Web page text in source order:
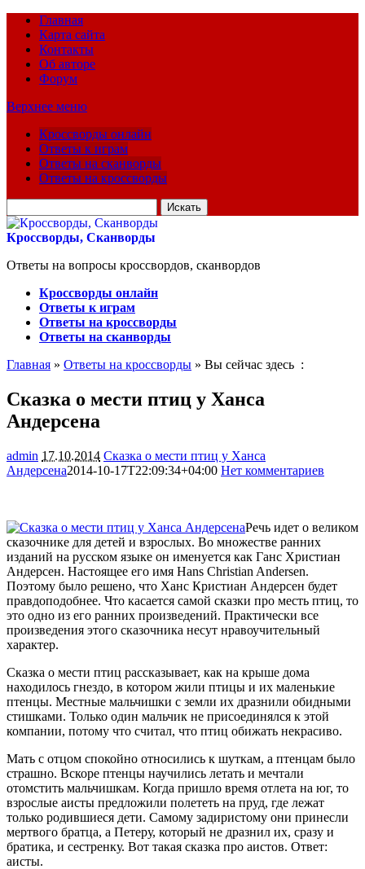
Главная
Карта сайта
Контакты
Об авторе
Форум
Верхнее меню
Кроссворды онлайн
Ответы к играм
Ответы на сканворды
Ответы на кроссворды
для:
Кроссворды, Сканворды
Ответы на вопросы кроссвордов, сканвордов
Кроссворды онлайн
Ответы к играм
Ответы на кроссворды
Ответы на сканворды
Главная » Ответы на кроссворды » Вы сейчас здесь :
Сказка о мести птиц у Ханса
Андерсена
admin 17.10.2014 Сказка о мести птиц у Ханса
Андерсена2014-10-17T22:09:34+04:00 Нет комментариев
Речь идет о великом
сказочнике для детей и взрослых. Во множестве ранних
изданий на русском языке он именуется как Ганс Христиан
Андерсен. Настоящее его имя Hans Christian Andersen.
Поэтому было решено, что Ханс Кристиан Андерсен будет
правдоподобнее. Что касается самой сказки про месть птиц, то
это одно из его ранних произведений. Практически все
произведения этого сказочника несут нравоучительный
характер.
Сказка о мести птиц рассказывает, как на крыше дома
находилось гнездо, в котором жили птицы и их маленькие
птенцы. Местные мальчишки с земли их дразнили обидными
стишками. Только один мальчик не присоединялся к этой
компании, потому что считал, что птиц обижать некрасиво.
Мать с отцом спокойно относились к шуткам, а птенцам было
страшно. Вскоре птенцы научились летать и мечтали
отомстить мальчишкам. Когда пришло время отлета на юг, то
взрослые аисты предложили полететь на пруд, где лежат
только родившиеся дети. Самому задиристому они принесли
мертвого братца, а Петеру, который не дразнил их, сразу и
братика, и сестренку. Вот такая сказка про аистов. Ответ:
аисты.